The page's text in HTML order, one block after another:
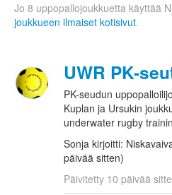
Jo 8 uppopallojoukkuetta käyttää
joukkueen ilmaiset kotisivut.
UWR PK-
PK-seudun
Kuplan ja Ursukin
underwater rugby
Sonja kirjoitti:
päivää sitten)
Päivitetty 10 päivää